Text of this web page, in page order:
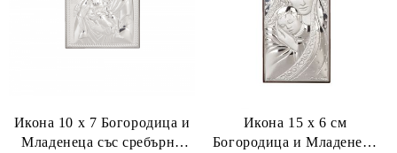
Икона 10 х 7 Богородица и
Младенеца със сребърно
Икона 15 х 6 см
Богородица и Младенеца